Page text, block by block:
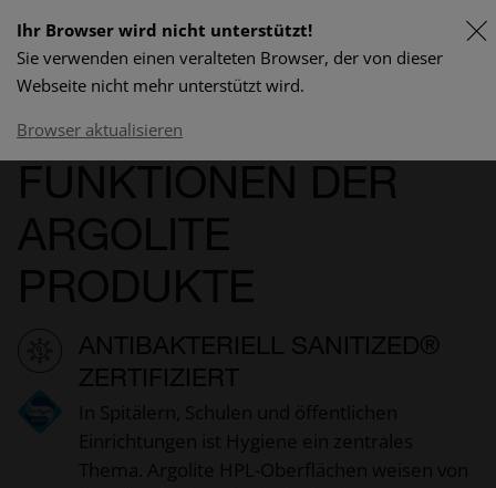
FR
FUNKTIONEN DER
ARGOLITE
PRODUKTE
ANTIBAKTERIELL SANITIZED®
ZERTIFIZIERT
In Spitälern, Schulen und öffentlichen
Einrichtungen ist Hygiene ein zentrales
Thema. Argolite HPL-Oberflächen weisen von
Ihr Browser wird nicht unterstützt!
Sie verwenden einen veralteten Browser, der von dieser
Webseite nicht mehr unterstützt wird.
Browser aktualisieren